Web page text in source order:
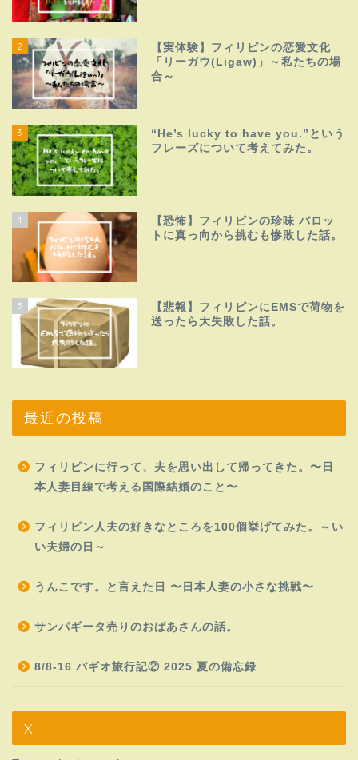
2
【実体験】フィリピンの恋愛文化
「リーガウ(Ligaw)」～私たちの場
合～
3
“He’s lucky to have you.”という
フレーズについて考えてみた。
4
【恐怖】フィリピンの珍味 バロッ
トに真っ向から挑むも惨敗した話。
5
【悲報】フィリピンにEMSで荷物を
送ったら大失敗した話。
最近の投稿
フィリピンに行って、夫を思い出して帰ってきた。〜日
本人妻目線で考える国際結婚のこと〜
フィリピン人夫の好きなところを100個挙げてみた。～い
い夫婦の日～
うんこです。と言えた日 〜日本人妻の小さな挑戦〜
サンパギータ売りのおばあさんの話。
8/8-16 バギオ旅行記② 2025 夏の備忘録
X